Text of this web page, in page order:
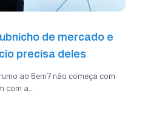
de mercado e
precisa deles
ao 6em7 não começa com
com a...